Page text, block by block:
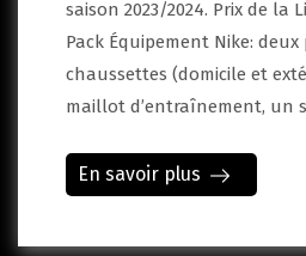
saison 2023/2024. Prix de la
Pack Équipement Nike: deux
chaussettes (domicile et
maillot d’entraînement, un
En savoir plus